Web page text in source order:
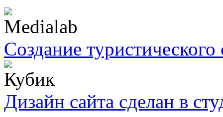
Создание туристического
Дизайн сайта сделан в